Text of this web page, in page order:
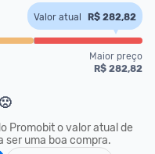
Valor atual R$ 282,82
Maior preço
R$ 282,82
Promobit o valor atual de
ser uma boa compra.